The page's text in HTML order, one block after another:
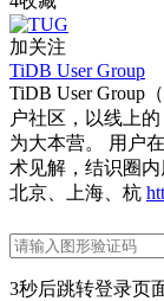
加关注
TiDB User Group
TiDB User Group
户社区，以线上
为大本营。 用户
术见解，结识圈
北京、上海、杭
3秒后跳转登录页